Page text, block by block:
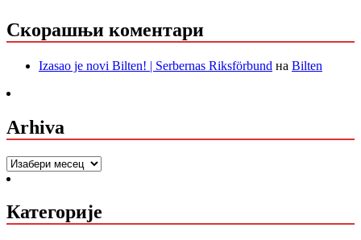
Скорашњи коментари
Izasao je novi Bilten! | Serbernas Riksförbund на Bilten
Arhiva
Arhiva
Категорије